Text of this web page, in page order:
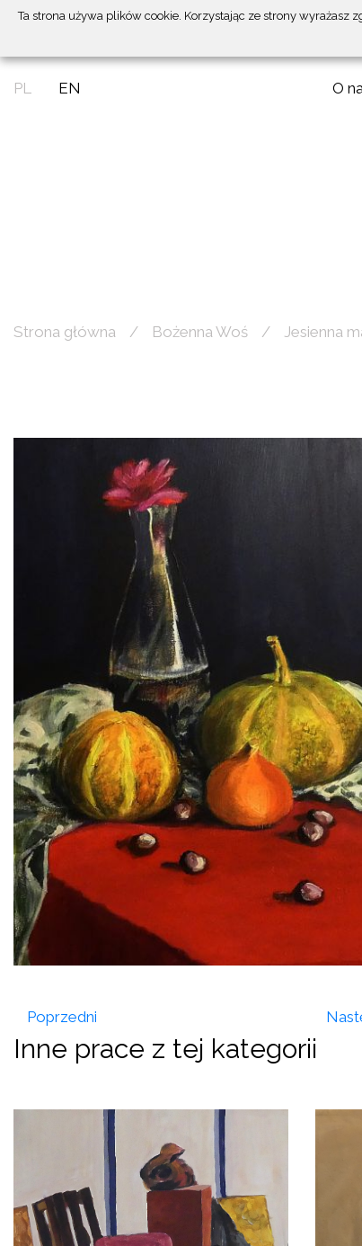
Ta strona używa plików cookie. Korzystając ze strony
PL EN O
Strona główna Bożenna Woś Jesienna
Poprzedni
Inne prace z tej kategorii